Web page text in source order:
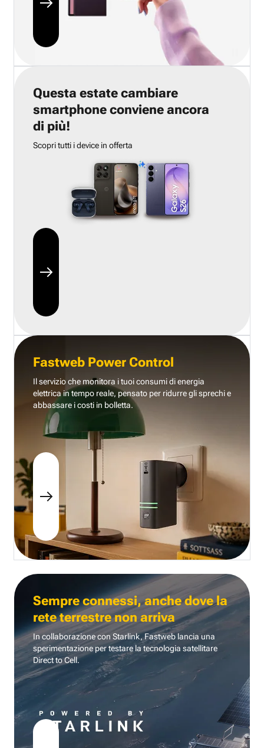
Questa estate cambiare
smartphone conviene ancora
di più!
Scopri tutti i device in offerta
Fastweb Power Control
Il servizio che monitora i tuoi consumi di energia
elettrica in tempo reale, pensato per ridurre gli sprechi e
abbassare i costi in bolletta.
Sempre connessi, anche dove la
rete terrestre non arriva
In collaborazione con Starlink, Fastweb lancia una
sperimentazione per testare la tecnologia satellitare
Direct to Cell.